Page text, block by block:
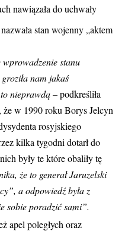
nawiązała do uchwały
stan wojenny „aktem
stanu
nam jakaś
nieprawdą –podkreśliła
że w 1990 roku Borys Jelcyn
rosyjskiego
kilka tygodni dotarł do
były te które obaliły tę
że to generał Jaruzelski
a odpowiedź była z
sobie poradzić sami”.
apel poległych oraz